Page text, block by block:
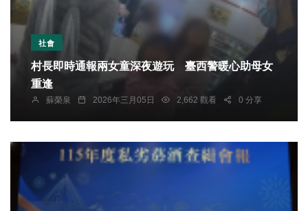
社會
村長即時通報兩女童深夜遊玩 臺西警暖心助母女
重逢
蘇榮泉 2026年三月05日 2,662 觀看 0 分享